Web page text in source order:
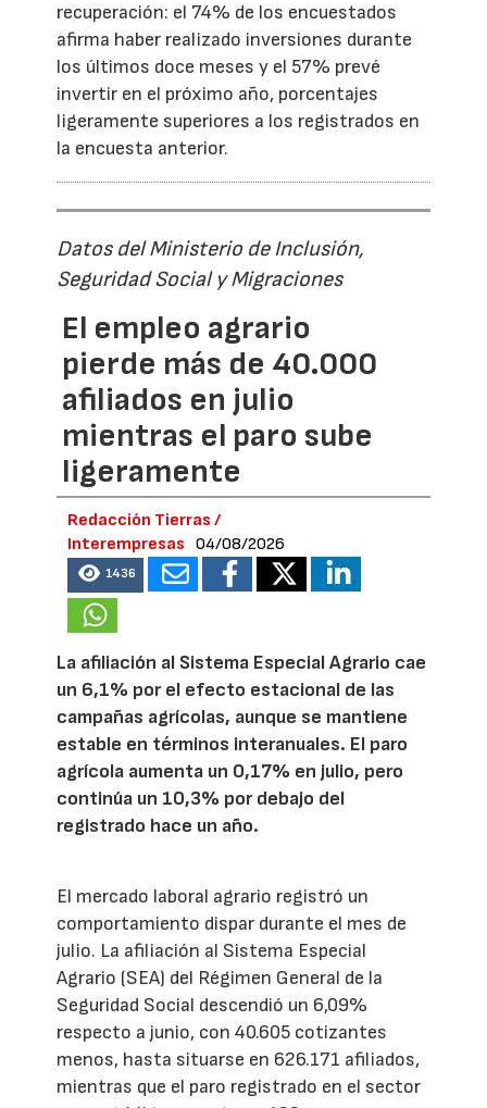
recuperación: el 74% de los encuestados
afirma haber realizado inversiones durante
los últimos doce meses y el 57% prevé
invertir en el próximo año, porcentajes
ligeramente superiores a los registrados en
la encuesta anterior.
Datos del Ministerio de Inclusión,
Seguridad Social y Migraciones
El empleo agrario
pierde más de 40.000
afiliados en julio
mientras el paro sube
ligeramente
Redacción Tierras /
Interempresas
04/08/2026
1436
La afiliación al Sistema Especial Agrario cae
un 6,1% por el efecto estacional de las
campañas agrícolas, aunque se mantiene
estable en términos interanuales. El paro
agrícola aumenta un 0,17% en julio, pero
continúa un 10,3% por debajo del
registrado hace un año.
El mercado laboral agrario registró un
comportamiento dispar durante el mes de
julio. La afiliación al Sistema Especial
Agrario (SEA) del Régimen General de la
Seguridad Social descendió un 6,09%
respecto a junio, con 40.605 cotizantes
menos, hasta situarse en 626.171 afiliados,
mientras que el paro registrado en el sector